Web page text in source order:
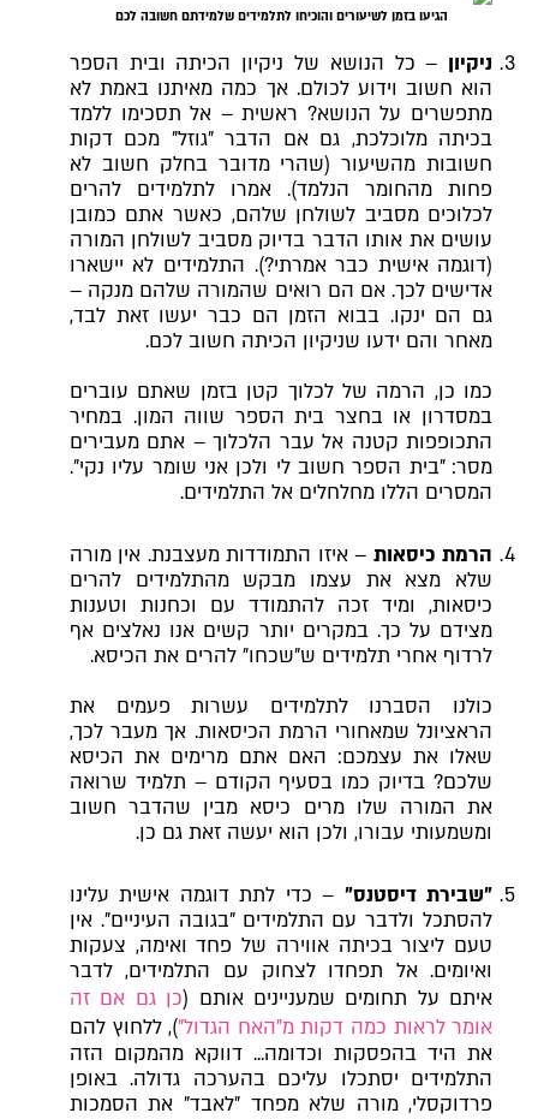
הגיעו בזמן לשיעורים והוכיחו לתלמידים שלמידתם חשובה לכם
ניקיון – כל הנושא של ניקיון הכיתה ובית הספר
הוא חשוב וידוע לכולם. אך כמה מאיתנו באמת לא
מתפשרים על הנושא? ראשית – אל תסכימו ללמד
בכיתה מלוכלכת, גם אם הדבר "גוזל" מכם דקות
חשובות מהשיעור (שהרי מדובר בחלק חשוב לא
פחות מהחומר הנלמד). אמרו לתלמידים להרים
לכלוכים מסביב לשולחן שלהם, כאשר אתם כמובן
עושים את אותו הדבר בדיוק מסביב לשולחן המורה
(דוגמה אישית כבר אמרתי?). התלמידים לא יישארו
אדישים לכך. אם הם רואים שהמורה שלהם מנקה –
גם הם ינקו. בבוא הזמן הם כבר יעשו זאת לבד,
מאחר והם ידעו שניקיון הכיתה חשוב לכם.
כמו כן, הרמה של לכלוך קטן בזמן שאתם עוברים
במסדרון או בחצר בית הספר שווה המון. במחיר
התכופפות קטנה אל עבר הלכלוך – אתם מעבירים
מסר: "בית הספר חשוב לי ולכן אני שומר עליו נקי".
המסרים הללו מחלחלים אל התלמידים.
הרמת כיסאות – איזו התמודדות מעצבנת. אין מורה
שלא מצא את עצמו מבקש מהתלמידים להרים
כיסאות, ומיד זכה להתמודד עם וכחנות וטענות
מצידם על כך. במקרים יותר קשים אנו נאלצים אף
לרדוף אחרי תלמידים ש"שכחו" להרים את הכיסא.
כולנו הסברנו לתלמידים עשרות פעמים את
הראציונל שמאחורי הרמת הכיסאות. אך מעבר לכך,
שאלו את עצמכם: האם אתם מרימים את הכיסא
שלכם? בדיוק כמו בסעיף הקודם – תלמיד שרואה
את המורה שלו מרים כיסא מבין שהדבר חשוב
ומשמעותי עבורו, ולכן הוא יעשה זאת גם כן.
"שבירת דיסטנס" – כדי לתת דוגמה אישית עלינו
להסתכל ולדבר עם התלמידים "בגובה העיניים". אין
טעם ליצור בכיתה אווירה של פחד ואימה, צעקות
ואיומים. אל תפחדו לצחוק עם התלמידים, לדבר
איתם על תחומים שמעניינים אותם (כן גם אם זה
אומר לראות כמה דקות מ"האח הגדול"), ללחוץ להם
את היד בהפסקות וכדומה... דווקא מהמקום הזה
התלמידים יסתכלו עליכם בהערכה גדולה. באופן
פרדוקסלי, מורה שלא מפחד "לאבד" את הסמכות